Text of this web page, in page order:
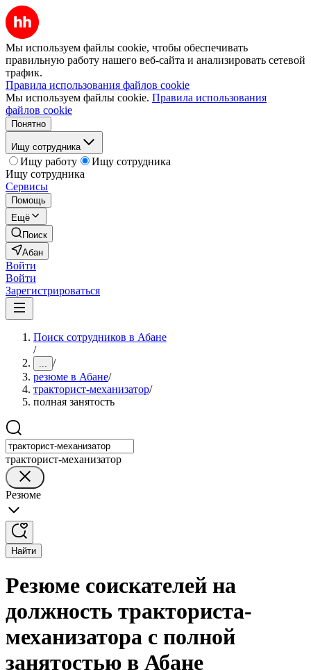
Мы используем файлы cookie, чтобы обеспечивать
правильную работу нашего веб-сайта и анализировать сетевой
трафик.
Правила использования файлов cookie
Мы используем файлы cookie. Правила использования
файлов cookie
Понятно
Ищу сотрудника
Ищу работу
Ищу сотрудника
Ищу сотрудника
Сервисы
Помощь
Ещё
Поиск
Абан
Войти
Войти
Зарегистрироваться
Поиск сотрудников в Абане
/
... /
резюме в Абане/
тракторист-механизатор/
полная занятость
тракторист-механизатор
Резюме
Найти
Резюме соискателей на
должность тракториста-
механизатора с полной
занятостью в Абане